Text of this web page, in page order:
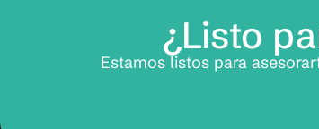
¿Listo
Estamos listos para